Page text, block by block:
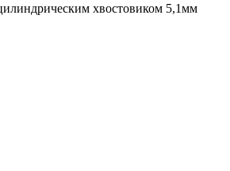
хвостовиком 5,1мм